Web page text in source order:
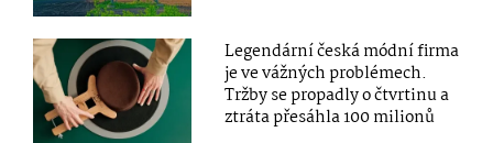
Legendární česká módní firma
je ve vážných problémech.
Tržby se propadly o čtvrtinu a
ztráta přesáhla 100 milionů